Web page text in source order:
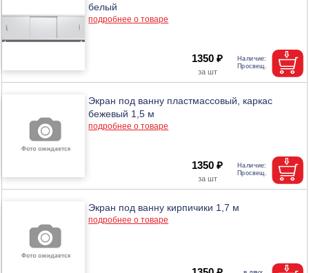
белый
подробнее о товаре
1350 ₽
Экран под ванну пластмассовый, каркас
бежевый 1,5 м
подробнее о товаре
1350 ₽
Экран под ванну кирпичики 1,7 м
подробнее о товаре